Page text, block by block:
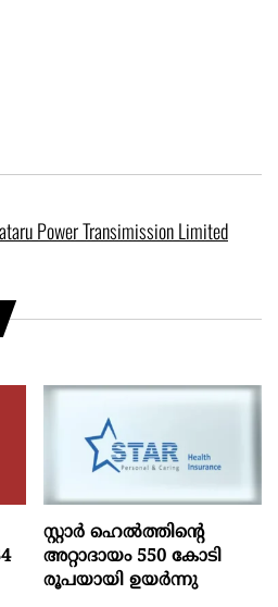
Power Transimission Limited
സ്റ്റാർ ഹെൽത്തിന്റെ
അറ്റാദായം 550 കോടി
രൂപയായി ഉയർന്നു